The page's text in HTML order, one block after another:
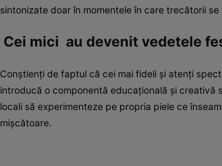
sintonizate doar în momentele în care trecătorii
Cei mici au devenit vedetele
Conștienți de faptul că cei mai fideli și atenți
introducă o componentă educațională și
locali să experimenteze pe propria piele ce
mișcătoare.